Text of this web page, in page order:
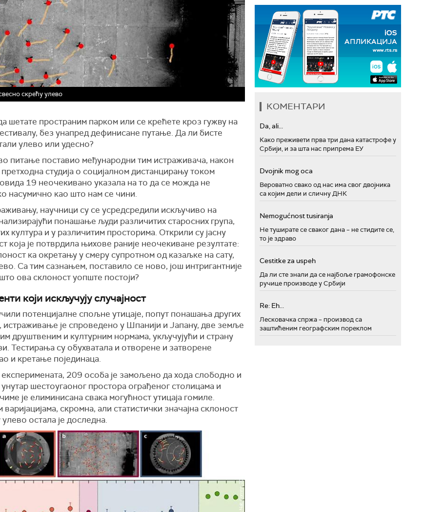
скрећу улево
шетате пространим парком или се крећете кроз гужву на
без унапред дефинисане путање. Да ли бисте
улево или удесно?
питање поставио међународни тим истраживача, након
претходна студија о социјалном дистанцирању током
19 неочекивано указала на то да се можда не
насумично као што нам се чини.
научници су се усредсредили искључиво на
понашање људи различитих старосних група,
култура и у различитим просторима. Открили су јасну
која је потврдила њихове раније неочекиване резултате:
ка окретању у смеру супротном од казаљке на сату,
Са тим сазнањем, поставило се ново, још интригантније
ова склоност уопште постоји?
који искључују случајност
потенцијалне спољне утицаје, попут понашања других
истраживање је спроведено у Шпанији и Јапану, две земље
друштвеним и културним нормама, укључујући и страну
Тестирања су обухватала и отворене и затворене
и кретање појединаца.
209 особа је замољено да хода слободно и
шестоугаоног простора ограђеног столицама и
је елиминисана свака могућност утицаја гомиле.
скромна, али статистички значајна склоност
остала је доследна.
КОМЕНТАРИ
Da, ali...
Како преживети прва три дана катастрофе у
Србији, и за шта нас припрема ЕУ
Dvojnik mog oca
Вероватно свако од нас има свог двојника
са којим дели и сличну ДНК
Nemogućnost tusiranja
Не туширате се сваког дана – не стидите се,
то је здраво
Cestitke za uspeh
Да ли сте знали да се најбоље грамофонске
ручице производе у Србији
Re: Eh...
Лесковачка спржа – производ са
заштићеним географским пореклом